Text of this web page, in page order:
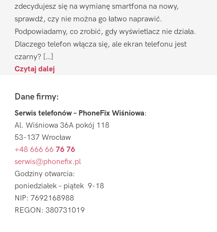
zdecydujesz się na wymianę smartfona na nowy,
sprawdź, czy nie można go łatwo naprawić.
Podpowiadamy, co zrobić, gdy wyświetlacz nie działa.
Dlaczego telefon włącza się, ale ekran telefonu jest
czarny? […]
Czytaj dalej
FooterDane firmy:
Serwis telefonów – PhoneFix Wiśniowa:
Al. Wiśniowa 36A pokój 118
53-137 Wrocław
+48 666 66 76 76
serwis@phonefix.pl
Godziny otwarcia:
poniedziałek – piątek 9-18
NIP: 7692168988
REGON: 380731019